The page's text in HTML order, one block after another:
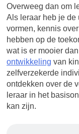
Overweeg dan om
Als leraar heb je de
vormen, kennis
hebben op de
wat is er mooier
ontwikkeling van
zelfverzekerde
ontdekken over de
leraar in het
kan zijn.